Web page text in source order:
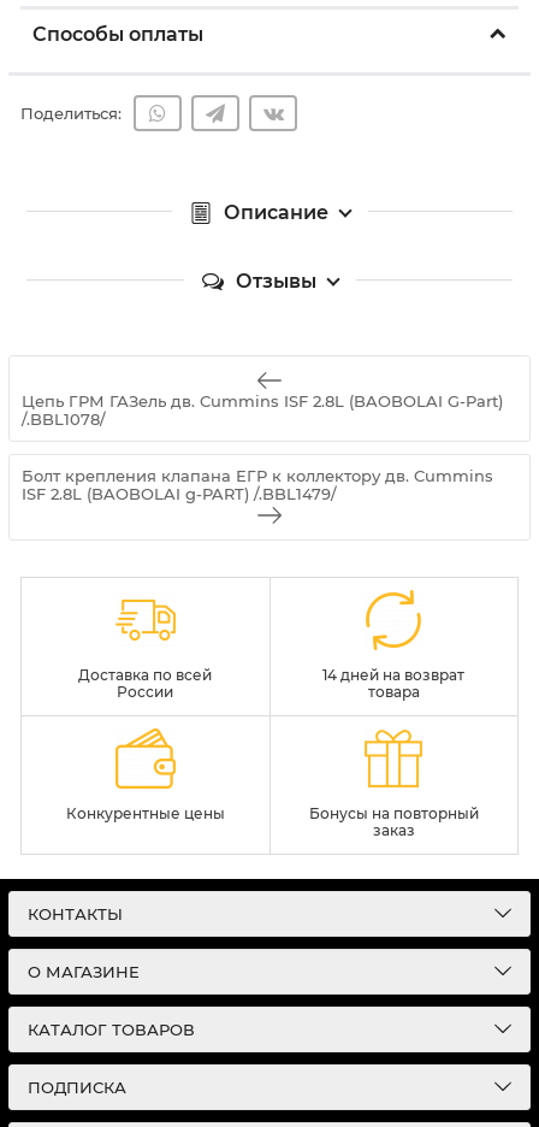
Способы оплаты
Поделиться:
Описание
Отзывы
Цепь ГРМ ГАЗель дв. Cummins ISF 2.8L (BAOBOLAI G-Part)
/.BBL1078/
Болт крепления клапана ЕГР к коллектору дв. Cummins
ISF 2.8L (BAOBOLAI g-PART) /.BBL1479/
Доставка по всей
России
14 дней на возврат
товара
Конкурентные цены
Бонусы на повторный
заказ
КОНТАКТЫ
О МАГАЗИНЕ
КАТАЛОГ ТОВАРОВ
ПОДПИСКА